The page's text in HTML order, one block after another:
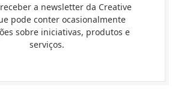
a newsletter da Creative
pode conter ocasionalmente
sobre iniciativas, produtos e
serviços.